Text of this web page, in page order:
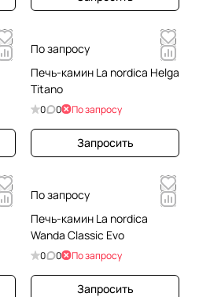
По запросу
Печь-камин La nordica Helga
Titano
0 0 По запросу
Запросить
По запросу
Печь-камин La nordica
Wanda Classic Evo
0 0 По запросу
Запросить